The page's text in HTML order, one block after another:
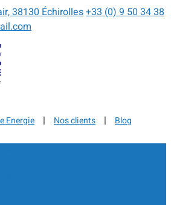
38130 Échirolles+33 (0) 9 50 34 38
Energie | Nos clients | Blog